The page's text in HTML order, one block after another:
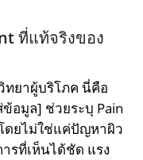
ที่แท้จริงของ
ยาผู้บริโภค นี่คือ
อมูล] ช่วยระบุ Pain
ดยไม่ใช่แค่ปัญหาผิว
รที่เห็นได้ชัด แรง